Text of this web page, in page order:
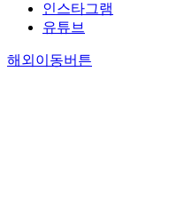
인스타그램
유튜브
해외이동버튼